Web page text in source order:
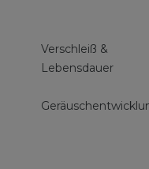
Verschleiß &
Lebensdauer